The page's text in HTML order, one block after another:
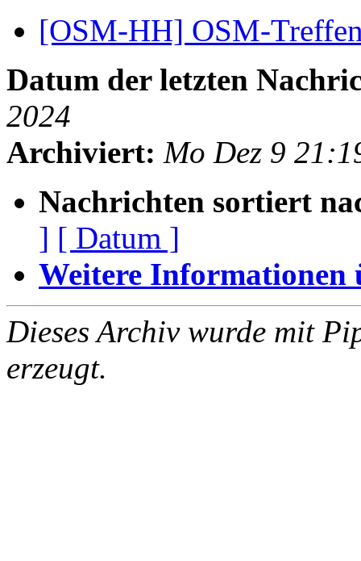
[OSM-HH] OSM-
Datum der letzten
2024
Archiviert: Mo Dez 9
Nachrichten sortiert
] [ Datum ]
Weitere Informationen
Dieses Archiv wurde mit
erzeugt.